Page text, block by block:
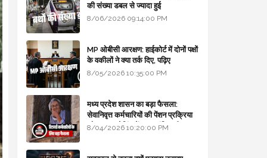
की संख्या डबल से ज्यादा हुई
8/06/2026 09:14:00 PM
MP ओबीसी आरक्षण: हाईकोर्ट में दोनों पक्षों
के वकीलों ने क्या तर्क दिए, पढ़िए
8/05/2026 10:35:00 PM
मध्य प्रदेश शासन का बड़ा फैसला:
सेवानिवृत्त कर्मचारियों की पेंशन प्रक्रिया
और बजट कोडिंग में हुए क्रांतिकारी
8/04/2026 10:20:00 PM